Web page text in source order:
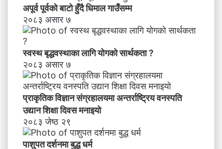
अपूर्व पूर्वको बाटो हुँदै धिमाल गाउँसम्म
२०८३ असार ७
स्वस्थ बृद्धवस्थाका लागि योगको सार्थकता ?
२०८३ असार ७
प्राकृतिक विज्ञान संग्रहालयमा अन्तर्राष्ट्रिय वनस्पति
उद्यान शिक्षा दिवस मनाइयाे
२०८३ जेष्ठ २९
पाशुपत दर्शनमा बुद्ध धर्म​